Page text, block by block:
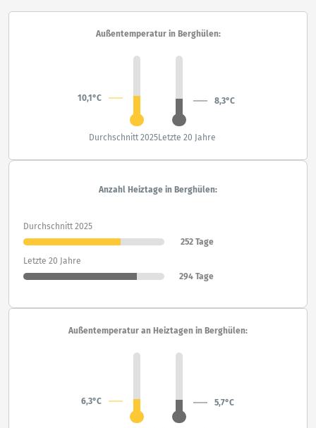
Außentemperatur in Berghülen:
10,1°C 8,3°C
Durchschnitt 2025Letzte 20 Jahre
Anzahl Heiztage in Berghülen:
Durchschnitt 2025
252 Tage
Letzte 20 Jahre
294 Tage
Außentemperatur an Heiztagen in Berghülen:
6,3°C 5,7°C